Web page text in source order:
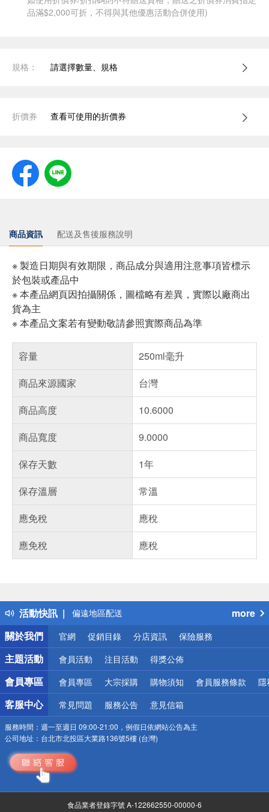
品滿$2,000可折，不得與其他優惠活動合併使用)
規格： 請選擇數量、規格
折價券 查看可使用的折價券
商品資訊 配送及售後服務說明
※ 製造日期與有效期限，商品成分與適用注意事項皆標示
於包裝或產品中
※ 本產品網頁因拍攝關係，圖檔略有差異，實際以廠商出
貨為主
※ 本產品文案若有變動敬請參照實際商品為準
容量
250ml毫升
商品來源國家
台灣
商品高度
10.6000
商品寬度
9.0000
保存天數
1年
保存溫層
常溫
應免稅
應稅
應免稅
應稅
活動快訊
詐騙網頁！請小心！
偏遠地區配送
詐騙網頁！請小心！
more
關於我們
官網 促銷目錄 分店資訊 保險服務
主題活動 會員活動 注目活動 得獎公佈
會員專區 會員專區 大宗採購 購物須知 會員服務條款 隱
客服中心 常見問題 服務公告 意見信箱
服務時間： 週一至週日 09:00-21:00，例假日依網站公告為主
公司地址： 台北市北投區大業路136號5樓 (台灣)
食品業者登錄字號 A-122662550-00000-6